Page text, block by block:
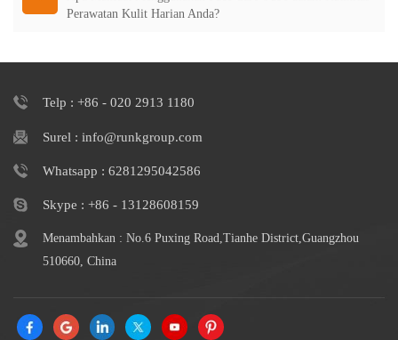
Perawatan Kulit Harian Anda?
Telp : +86 - 020 2913 1180
Surel : info@runkgroup.com
Whatsapp : 6281295042586
Skype : +86 - 13128608159
Menambahkan : No.6 Puxing Road,Tianhe District,Guangzhou
510660, China